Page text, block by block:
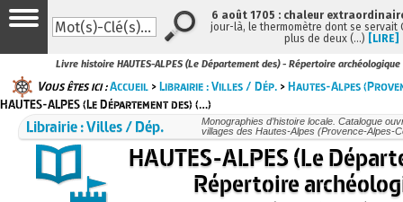
Livre histoire HAUTES-ALPES (Le Département des) - Répertoire archéologique
Vous êtes ici :Accueil >Librairie : Villes / Dép. >Hautes-Alpes
HAUTES-ALPES (Le Département des) (…)
Librairie : Villes / Dép.
Monographies d’histoire locale. Catalogue
villages des Hautes-Alpes (Provence-Alpes-
HAUTES-ALPES (Le
Répertoire
6 août 1705 : chaleur
jour-là, le thermomètre dont se servait
plus de deux (…) [LIRE]